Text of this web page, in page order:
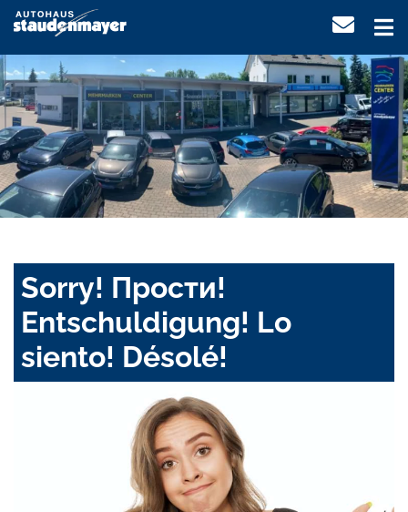
Sorry! Прости!
Entschuldigung! Lo
siento! Désolé!